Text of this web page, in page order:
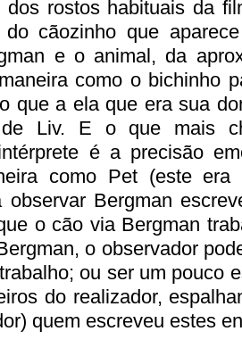
rostos habituais da
cãozinho que
e o animal, da
como o bichinho
que a ela que era sua
Liv. E o que mais
é a precisão
como Pet (este
observar Bergman
o cão via Bergman
o observador
ou ser um pouco
do realizador,
quem escreveu estes